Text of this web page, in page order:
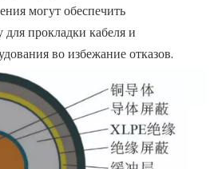
могут обеспечить
прокладки кабеля и
во избежание отказов.